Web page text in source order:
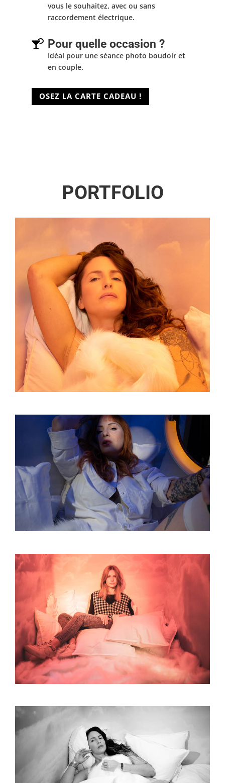
vous le souhaitez, avec ou sans
raccordement électrique.
 Pour quelle occasion ?
Idéal pour une séance photo boudoir et
en couple.
OSEZ LA CARTE CADEAU !
PORTFOLIO